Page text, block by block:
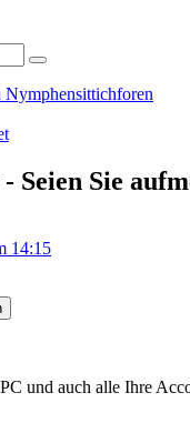
Seien Sie
14:15
und auch alle Ihre